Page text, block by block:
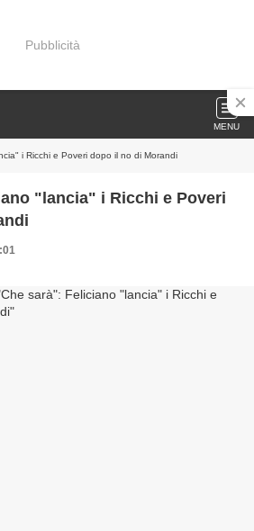
Pubblicità
MENU
i Ricchi e Poveri dopo il no di Morandi
"lancia" i Ricchi e Poveri